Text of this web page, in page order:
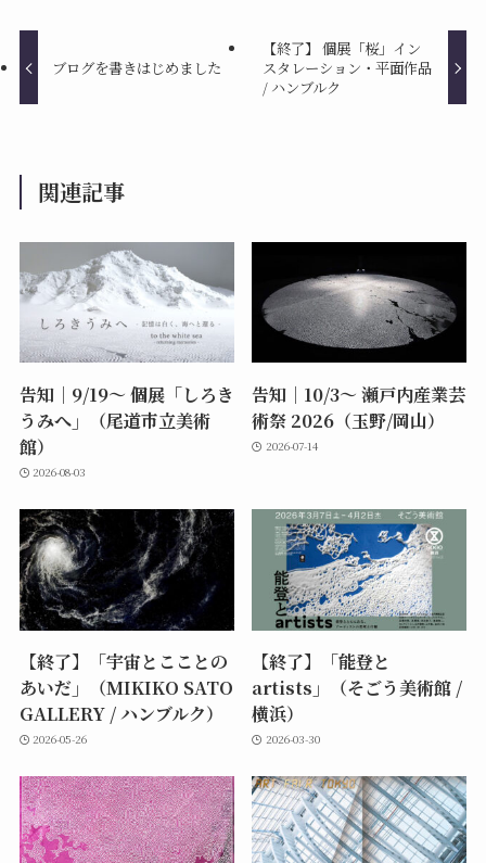
ブログを書きはじめました
【終了】 個展「桜」イン
スタレーション・平面作品
/ ハンブルク
関連記事
告知｜9/19〜 個展「しろき
うみへ」（尾道市立美術
館）
2026-08-03
告知｜10/3〜 瀬戸内産業芸
術祭 2026（玉野/岡山）
2026-07-14
【終了】「宇宙とこことの
あいだ」（MIKIKO SATO
GALLERY / ハンブルク）
2026-05-26
【終了】「能登と
artists」（そごう美術館 /
横浜）
2026-03-30